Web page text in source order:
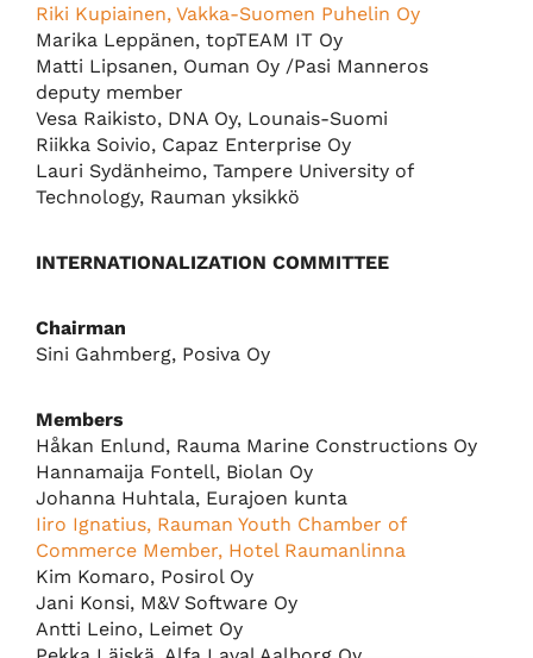
Riki Kupiainen, Vakka-Suomen Puhelin Oy
Marika Leppänen, topTEAM IT Oy
Matti Lipsanen, Ouman Oy /Pasi Manneros
deputy member
Vesa Raikisto, DNA Oy, Lounais-Suomi
Riikka Soivio, Capaz Enterprise Oy
Lauri Sydänheimo, Tampere University of
Technology, Rauman yksikkö
INTERNATIONALIZATION COMMITTEE
Chairman
Sini Gahmberg, Posiva Oy
Members
Håkan Enlund, Rauma Marine Constructions Oy
Hannamaija Fontell, Biolan Oy
Johanna Huhtala, Eurajoen kunta
Iiro Ignatius, Rauman Youth Chamber of
Commerce Member, Hotel Raumanlinna
Kim Komaro, Posirol Oy
Jani Konsi, M&V Software Oy
Antti Leino, Leimet Oy